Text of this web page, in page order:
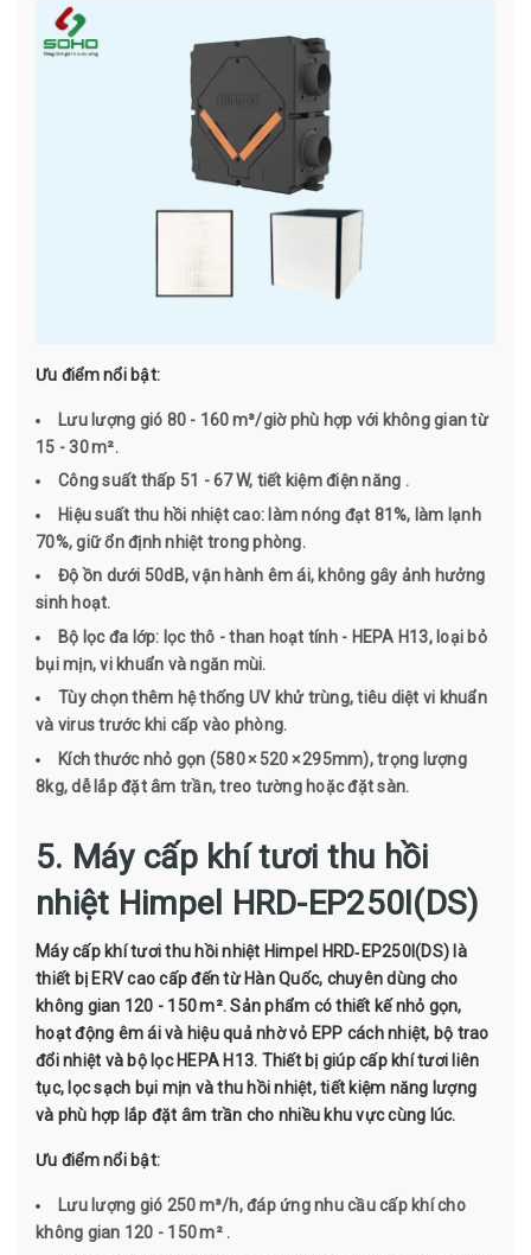
Ưu điểm nổi bật:
Lưu lượng gió 80 - 160 m³/giờ phù hợp với không gian từ
15 - 30 m².
Công suất thấp 51 - 67 W, tiết kiệm điện năng .
Hiệu suất thu hồi nhiệt cao: làm nóng đạt 81%, làm lạnh
70%, giữ ổn định nhiệt trong phòng.
Độ ồn dưới 50dB, vận hành êm ái, không gây ảnh hưởng
sinh hoạt.
Bộ lọc đa lớp: lọc thô - than hoạt tính - HEPA H13, loại bỏ
bụi mịn, vi khuẩn và ngăn mùi.
Tùy chọn thêm hệ thống UV khử trùng, tiêu diệt vi khuẩn
và virus trước khi cấp vào phòng.
Kích thước nhỏ gọn (580 × 520 × 295mm), trọng lượng
8kg, dễ lắp đặt âm trần, treo tường hoặc đặt sàn.
5. Máy cấp khí tươi thu hồi
nhiệt Himpel HRD-EP250I(DS)
Máy cấp khí tươi thu hồi nhiệt Himpel HRD‑EP250I(DS) là
thiết bị ERV cao cấp đến từ Hàn Quốc, chuyên dùng cho
không gian 120 - 150 m². Sản phẩm có thiết kế nhỏ gọn,
hoạt động êm ái và hiệu quả nhờ vỏ EPP cách nhiệt, bộ trao
đổi nhiệt và bộ lọc HEPA H13. Thiết bị giúp cấp khí tươi liên
tục, lọc sạch bụi mịn và thu hồi nhiệt, tiết kiệm năng lượng
và phù hợp lắp đặt âm trần cho nhiều khu vực cùng lúc.
Ưu điểm nổi bật:
Lưu lượng gió 250 m³/h, đáp ứng nhu cầu cấp khí cho
không gian 120 - 150 m² .